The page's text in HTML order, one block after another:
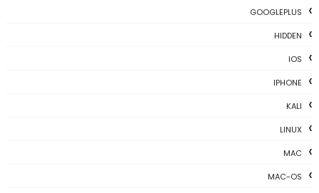
GOOGLEPLUS
HIDDEN
IOS
IPHONE
KALI
LINUX
MAC
MAC-OS